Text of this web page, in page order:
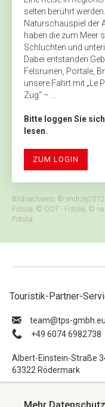
selten berührt
Naturschauspiel der
haben die zum Meer
Schluchten und
Dabei entstanden
Felsruinen, Portale,
unsere Fahrt mit „Le
Zug“ – ...
Bitte loggen Sie
lesen.
ZUM LOGIN
Bildnachweis: ©
Fotolia, © QQ7 - Fotolia, ©
Fotolia
Touristik-Partner-
ue.hbmg-spt@maet
+49 6074 6982738
Albert-Einstein-Straße
63322 Rödermark
Impressum
Mehr